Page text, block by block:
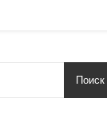
Поиск